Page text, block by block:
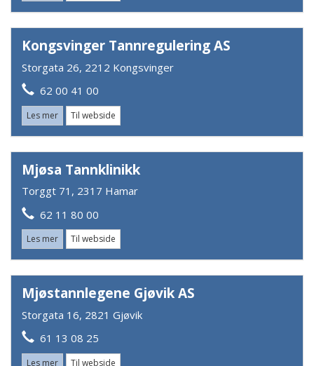
Kongsvinger Tannregulering AS
Storgata 26, 2212 Kongsvinger
62 00 41 00
Les mer Til webside
Mjøsa Tannklinikk
Torggt 71, 2317 Hamar
62 11 80 00
Les mer Til webside
Mjøstannlegene Gjøvik AS
Storgata 16, 2821 Gjøvik
61 13 08 25
Les mer Til webside